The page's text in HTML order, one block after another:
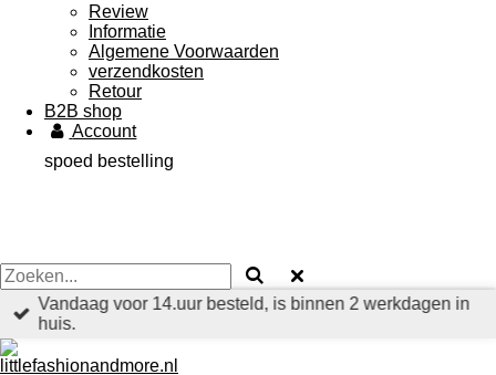
Review
Informatie
Algemene Voorwaarden
verzendkosten
Retour
B2B shop
Account
spoed bestelling
Vandaag voor 14.uur besteld, is binnen 2 werkdagen in
huis.